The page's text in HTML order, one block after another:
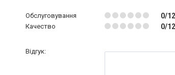
Обслуговування 0/12
Качество 0/12
Відгук: